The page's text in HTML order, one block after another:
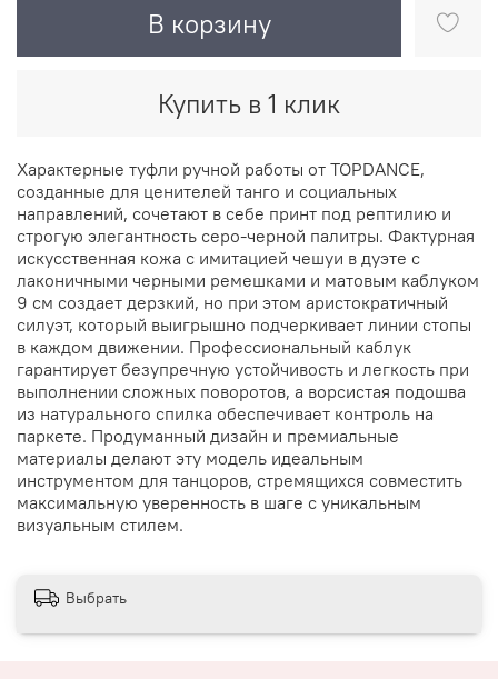
В корзину
Купить в 1 клик
Характерные туфли ручной работы от TOPDANCE,
созданные для ценителей танго и социальных
направлений, сочетают в себе принт под рептилию и
строгую элегантность серо-черной палитры. Фактурная
искусственная кожа с имитацией чешуи в дуэте с
лаконичными черными ремешками и матовым каблуком
9 см создает дерзкий, но при этом аристократичный
силуэт, который выигрышно подчеркивает линии стопы
в каждом движении. Профессиональный каблук
гарантирует безупречную устойчивость и легкость при
выполнении сложных поворотов, а ворсистая подошва
из натурального спилка обеспечивает контроль на
паркете. Продуманный дизайн и премиальные
материалы делают эту модель идеальным
инструментом для танцоров, стремящихся совместить
максимальную уверенность в шаге с уникальным
визуальным стилем.
Выбрать